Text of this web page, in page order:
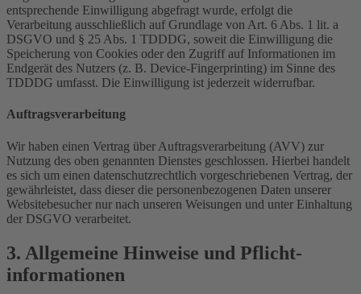
entsprechende Einwilligung abgefragt wurde, erfolgt die
Verarbeitung ausschließlich auf Grundlage von Art. 6 Abs. 1 lit. a
DSGVO und § 25 Abs. 1 TDDDG, soweit die Einwilligung die
Speicherung von Cookies oder den Zugriff auf Informationen im
Endgerät des Nutzers (z. B. Device-Fingerprinting) im Sinne des
TDDDG umfasst. Die Einwilligung ist jederzeit widerrufbar.
Auftragsverarbeitung
Wir haben einen Vertrag über Auftragsverarbeitung (AVV) zur
Nutzung des oben genannten Dienstes geschlossen. Hierbei handelt
es sich um einen datenschutzrechtlich vorgeschriebenen Vertrag, der
gewährleistet, dass dieser die personenbezogenen Daten unserer
Websitebesucher nur nach unseren Weisungen und unter Einhaltung
der DSGVO verarbeitet.
3. Allgemeine Hinweise und Pflicht­
informationen